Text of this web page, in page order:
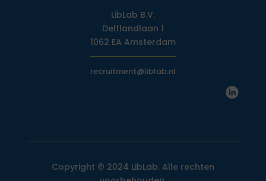
LibLab B.V.
Delflandlaan 1
1062 EA Amsterdam
recruitment@liblab.nl
Copyright © 2024 LibLab. Alle rechten